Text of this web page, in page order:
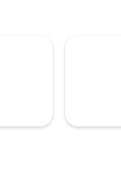
、ビーチからタ